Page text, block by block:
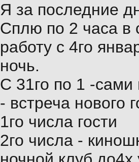
Я за последние
Сплю по 2 часа в
работу с 4го
ночь.
С 31го по 1 -сами
- встреча нового
1го числа гости
2го числа -